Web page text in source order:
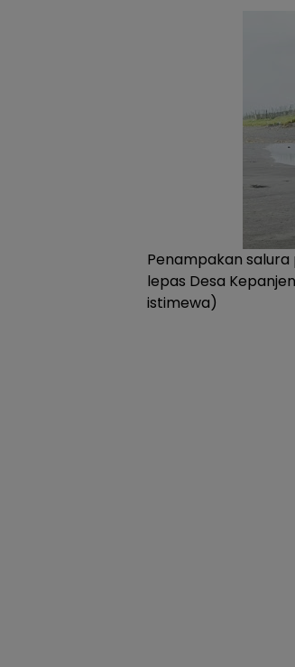
Penampakan
lepas Desa
istimewa)